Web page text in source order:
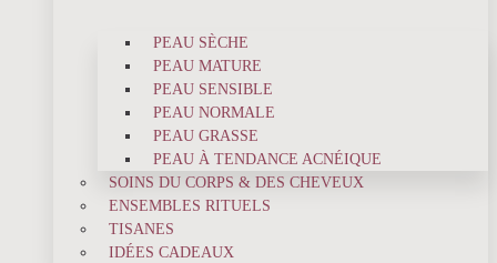
PEAU SÈCHE
PEAU MATURE
PEAU SENSIBLE
PEAU NORMALE
PEAU GRASSE
PEAU À TENDANCE ACNÉIQUE
SOINS DU CORPS & DES CHEVEUX
ENSEMBLES RITUELS
TISANES
IDÉES CADEAUX